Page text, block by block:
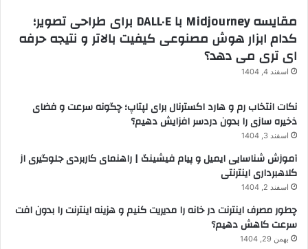
مقایسه Midjourney با DALL·E برای طراحی تصویر؛
کدام ابزار هوش مصنوعی کیفیت بالاتر و نتیجه حرفه
ای تری می دهد؟
اسفند 4, 1404
نکات انتخاب رم و هارد اکسترنال برای لپتاپ؛ چگونه سرعت و فضای
ذخیره سازی را بدون دردسر افزایش دهیم؟
اسفند 3, 1404
آموزش شناسایی ایمیل و پیام فیشینگ | راهنمای کاربردی جلوگیری از
کلاهبرداری اینترنتی
اسفند 2, 1404
چطور مصرف اینترنت در خانه را مدیریت کنیم و هزینه اینترنت را بدون افت
سرعت کاهش دهیم؟
بهمن 29, 1404